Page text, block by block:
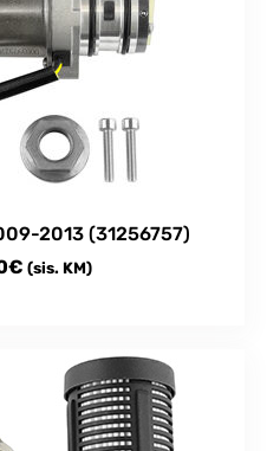
2013 (31256757)
€ (sis. KM)